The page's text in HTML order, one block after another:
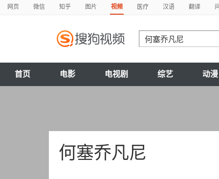
网页 微信 知乎 图片 视频 医疗 汉语 翻译
首页 电影 电视剧 综艺 动漫
何塞乔凡尼